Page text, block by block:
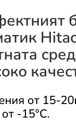
от 15-
-15°C.